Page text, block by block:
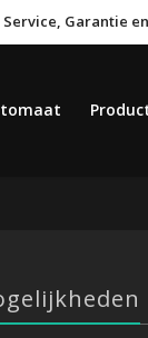
Service, Garantie